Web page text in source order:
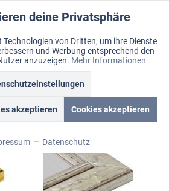
Warenkorb
Merkzettel Mein Konto
Aktiv
Inaktiv
Inaktiv
Inaktiv
deine Privatsphäre
von Dritten, um ihre Dienste
und Werbung entsprechend den
anzuzeigen. Mehr Informationen
akzeptieren Cookies akzeptieren
Datenschutz